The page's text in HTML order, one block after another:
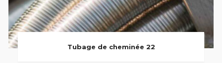
Tubage de cheminée 22